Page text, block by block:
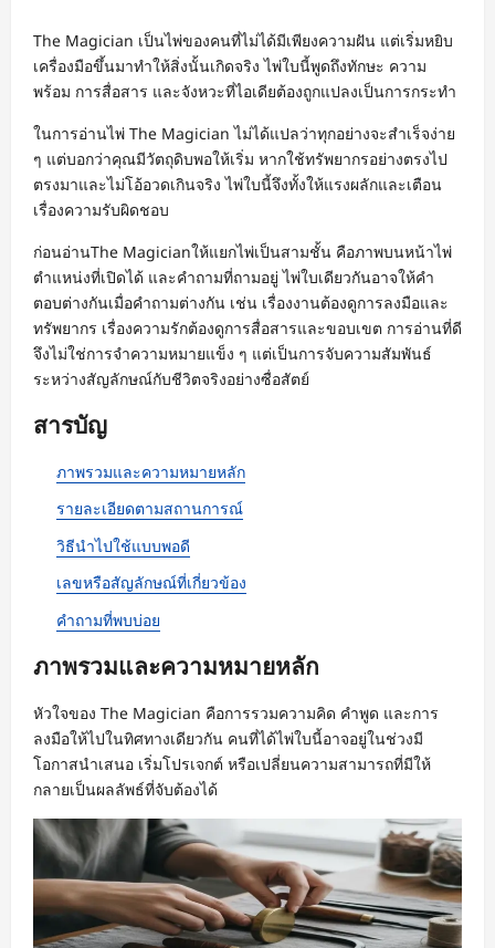
The Magician เป็นไพ่ของคนที่ไม่ได้มีเพียงความฝัน แต่เริ่มหยิบ
เครื่องมือขึ้นมาทำให้สิ่งนั้นเกิดจริง ไพ่ใบนี้พูดถึงทักษะ ความ
พร้อม การสื่อสาร และจังหวะที่ไอเดียต้องถูกแปลงเป็นการกระทำ
ในการอ่านไพ่ The Magician ไม่ได้แปลว่าทุกอย่างจะสำเร็จง่าย
ๆ แต่บอกว่าคุณมีวัตถุดิบพอให้เริ่ม หากใช้ทรัพยากรอย่างตรงไป
ตรงมาและไม่โอ้อวดเกินจริง ไพ่ใบนี้จึงทั้งให้แรงผลักและเตือน
เรื่องความรับผิดชอบ
ก่อนอ่านThe Magicianให้แยกไพ่เป็นสามชั้น คือภาพบนหน้าไพ่
ตำแหน่งที่เปิดได้ และคำถามที่ถามอยู่ ไพ่ใบเดียวกันอาจให้คำ
ตอบต่างกันเมื่อคำถามต่างกัน เช่น เรื่องงานต้องดูการลงมือและ
ทรัพยากร เรื่องความรักต้องดูการสื่อสารและขอบเขต การอ่านที่ดี
จึงไม่ใช่การจำความหมายแข็ง ๆ แต่เป็นการจับความสัมพันธ์
ระหว่างสัญลักษณ์กับชีวิตจริงอย่างซื่อสัตย์
สารบัญ
ภาพรวมและความหมายหลัก
รายละเอียดตามสถานการณ์
วิธีนำไปใช้แบบพอดี
เลขหรือสัญลักษณ์ที่เกี่ยวข้อง
คำถามที่พบบ่อย
ภาพรวมและความหมายหลัก
หัวใจของ The Magician คือการรวมความคิด คำพูด และการ
ลงมือให้ไปในทิศทางเดียวกัน คนที่ได้ไพ่ใบนี้อาจอยู่ในช่วงมี
โอกาสนำเสนอ เริ่มโปรเจกต์ หรือเปลี่ยนความสามารถที่มีให้
กลายเป็นผลลัพธ์ที่จับต้องได้